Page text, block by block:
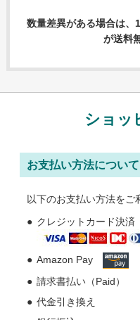
ご注文の流れ
配送・送料について
納期について
お支払いについて
返品・交換・キャン
お役立ちブログ
グループサイト
レスタス
名入れカレンダー製作
数量差異がある場合は、
が送料
ショッ
お支払い方法について
以下のお支払い方法をご
クレジットカード決済
Amazon Pay
請求書払い（Paid）
代金引き換え